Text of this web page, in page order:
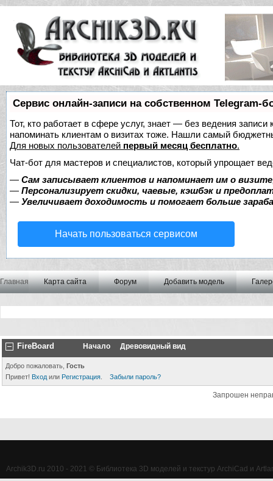
Сервис онлайн-записи на собственном Telegram-
Тот, кто работает в сфере услуг, знает — без ведения
напоминать клиентам о визитах тоже. Нашли самый
Для новых пользователей первый месяц бесплатно.
Чат-бот для мастеров и специалистов, который упрощает
— Сам записывает клиентов и напоминает им о
— Персонализирует скидки, чаевые, кэшбэк и
— Увеличивает доходимость и помогает больше
Начать пользоваться сервисом
Главная Карта сайта Форум Добавить модель
FireBoard Начало Древовидный вид
Добро пожаловать, Гость
Привет! Вход или Регистрация Забыли пароль?
Запрошен
Archik3D.ru 2010 - 2021 © Библиотека 3D моделей и текстур ArchiCad и